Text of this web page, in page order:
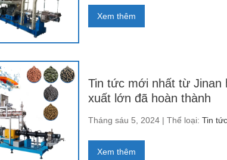
Xem thêm
Tin tức mới nhất từ ​​Jinan
xuất lớn đã hoàn thành
Tháng sáu 5, 2024 | Thể loại: Tin tức
Xem thêm